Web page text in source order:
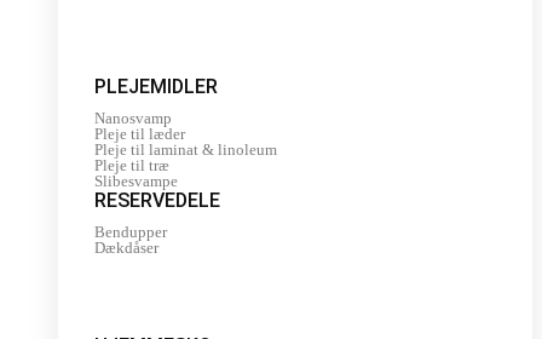
PLEJEMIDLER
Nanosvamp
Pleje til læder
Pleje til laminat & linoleum
Pleje til træ
Slibesvampe
RESERVEDELE
Bendupper
Dækdåser